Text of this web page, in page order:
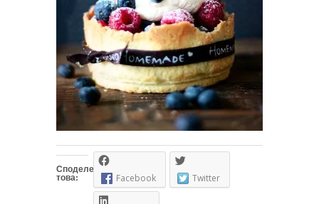
Споделете
това: Facebook Twitter